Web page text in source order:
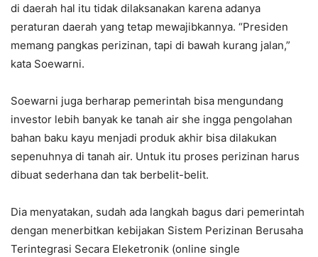
di daerah hal itu tidak dilaksanakan karena adanya
peraturan daerah yang tetap mewajibkannya. “Presiden
memang pangkas perizinan, tapi di bawah kurang jalan,”
kata Soewarni.
Soewarni juga berharap pemerintah bisa mengundang
investor lebih banyak ke tanah air she ingga pengolahan
bahan baku kayu menjadi produk akhir bisa dilakukan
sepenuhnya di tanah air. Untuk itu proses perizinan harus
dibuat sederhana dan tak berbelit-belit.
Dia menyatakan, sudah ada langkah bagus dari pemerintah
dengan menerbitkan kebijakan Sistem Perizinan Berusaha
Terintegrasi Secara Eleketronik (online single